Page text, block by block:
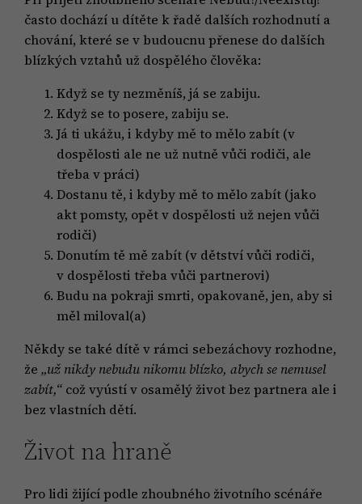
často dochází u dítěte k řadě dalších rozhodnutí a
chování, které se v budoucnu přenese do dalších
blízkých vztahů už dospělého člověka:
Když se ty nezměníš, já se zabiju.
Když se to posere, zabiju se.
Já ti ukážu, i kdyby mě to mělo zabít (v
dospělosti ale ne už nutně vůči rodiči, ale
třeba v práci)
Dostanu tě, i kdyby mě to mělo zabít (jako
akt pomsty, opět v dospělosti už nejen vůči
rodiči)
Donutím tě mě zabít (v dětství vůči rodiči,
v dospělosti třeba vůči partnerovi)
Budu na pokraji smrti, opakovaně, jen, aby si
měl miloval(a)
Někdy se také dítě v rámci sebezáchovy rozhodne,
že„už nikdy nebudu nikomu blízko, abych se nemusel
zabít,“ což vyústí v osamělý život bez partnera ale i
bez vlastních dětí.
Život na hraně
Pro lidi žijící podle zhoubného životního scénáře